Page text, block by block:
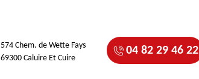
574 Chem. de Wette Fays
69300 Caluire Et Cuire
04 82 29 46 22